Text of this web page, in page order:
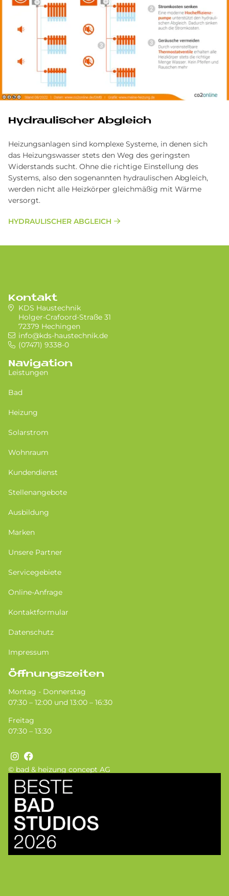
Hy­drau­li­scher Ab­gleich
Heizungsanlagen sind komplexe Systeme, in denen sich
das Heizungswasser stets den Weg des geringsten
Widerstands sucht. Ohne die richtige Einstellung des
Systems, also den sogenannten hydraulischen Abgleich,
werden nicht alle Heizkörper gleichmäßig mit Wärme
versorgt.
HYDRAULISCHER ABGLEICH
© bad & heizung concept AG
Kontakt
KDS Haustechnik
Holger-Crafoord-Straße 31
72379 Hechingen
info@kds-haustechnik.de
(07471) 9338-0
Navigation
Leistungen
Bad
Heizung
Solarstrom
Wohnraum
Kundendienst
Stellenangebote
Ausbildung
Marken
Unsere Partner
Servicegebiete
Online-Anfrage
Kontaktformular
Datenschutz
Impressum
Öffnungszeiten
Montag - Donnerstag
07:30 – 12:00 und 13:00 – 16:30
Freitag
07:30 – 13:30